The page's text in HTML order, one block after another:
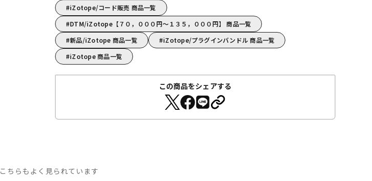
iZotope/コード販売 商品一覧
DTM/iZotope【７０，０００円～１３５，０００円】 商品一覧
新品/iZotope 商品一覧
iZotope/プラグインバンドル 商品一覧
iZotope 商品一覧
この商品をシェアする
こちらもよく見られています